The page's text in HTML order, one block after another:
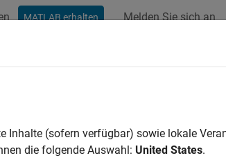
MATLAB erhalten Melden Sie sich an
Inhalte (sofern verfügbar) sowie lokale
die folgende Auswahl: United States.